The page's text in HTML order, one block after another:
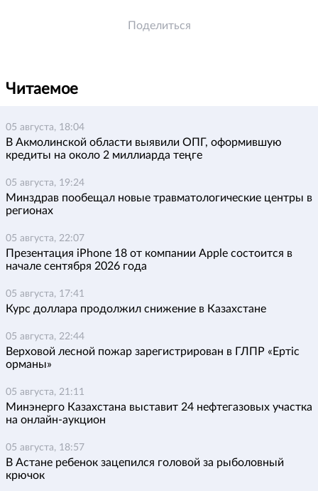
Поделиться
Читаемое
05 августа, 18:04
В Акмолинской области выявили ОПГ, оформившую
кредиты на около 2 миллиарда теңге
05 августа, 19:24
Минздрав пообещал новые травматологические центры в
регионах
05 августа, 22:07
Презентация iPhone 18 от компании Apple состоится в
начале сентября 2026 года
05 августа, 17:41
Курс доллара продолжил снижение в Казахстане
05 августа, 22:44
Верховой лесной пожар зарегистрирован в ГЛПР «Ертіс
орманы»
05 августа, 21:11
Минэнерго Казахстана выставит 24 нефтегазовых участка
на онлайн-аукцион
05 августа, 18:57
В Астане ребенок зацепился головой за рыболовный
крючок